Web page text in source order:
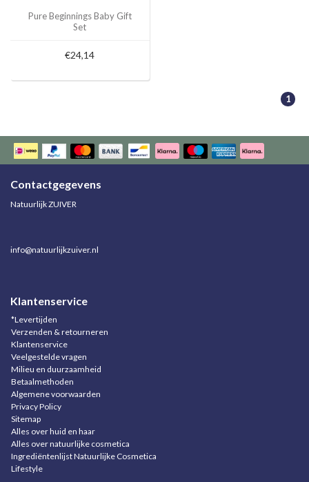
Pure Beginnings Baby Gift
Set
€24,14
1
Contactgegevens
Natuurlijk ZUIVER
info@natuurlijkzuiver.nl
Klantenservice
*Levertijden
Verzenden & retourneren
Klantenservice
Veelgestelde vragen
Milieu en duurzaamheid
Betaalmethoden
Algemene voorwaarden
Privacy Policy
Sitemap
Alles over huid en haar
Alles over natuurlijke cosmetica
Ingrediëntenlijst Natuurlijke Cosmetica
Lifestyle